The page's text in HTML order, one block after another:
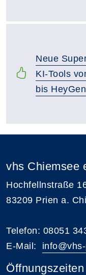
Neue
KI-Tools
bis HeyGen
vhs Chiemsee
Hochfellnstraße
83209 Prien a.
Telefon: 08051
E-Mail: i
Öffnungszeiten